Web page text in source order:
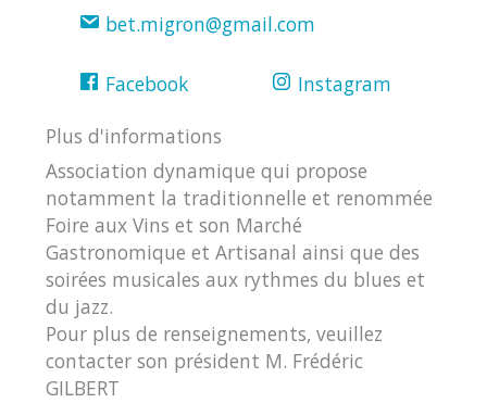
bet.migron@gmail.com
Facebook
Instagram
Plus d'informations
Association dynamique qui propose
notamment la traditionnelle et renommée
Foire aux Vins et son Marché
Gastronomique et Artisanal ainsi que des
soirées musicales aux rythmes du blues et
du jazz.
Pour plus de renseignements, veuillez
contacter son président M. Frédéric
GILBERT